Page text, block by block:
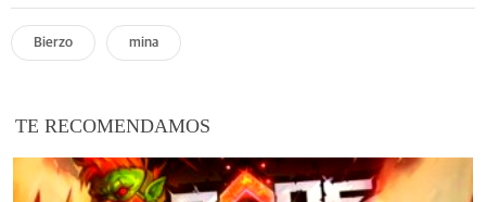
Bierzo mina
TE RECOMENDAMOS